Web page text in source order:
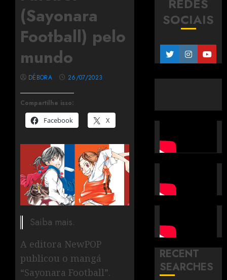
(Sayonara
Football) pelo
mundo
Compartilhe isso:
Facebook
X
DÉBORA 26/07/2023
Saiba mais.
A editora NewPOP
publicou o mangá
“Sayonara Football”.
REDES
SOCIAIS
RECENT
SEARCHES